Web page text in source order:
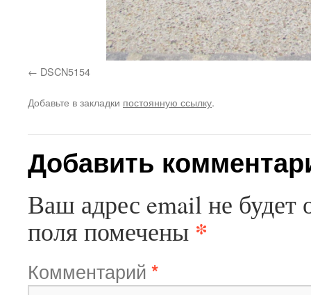
DSCN5154
Добавьте в закладки постоянную ссылку.
Добавить
Ваш адрес email не будет
поля помечены *
Комментарий *